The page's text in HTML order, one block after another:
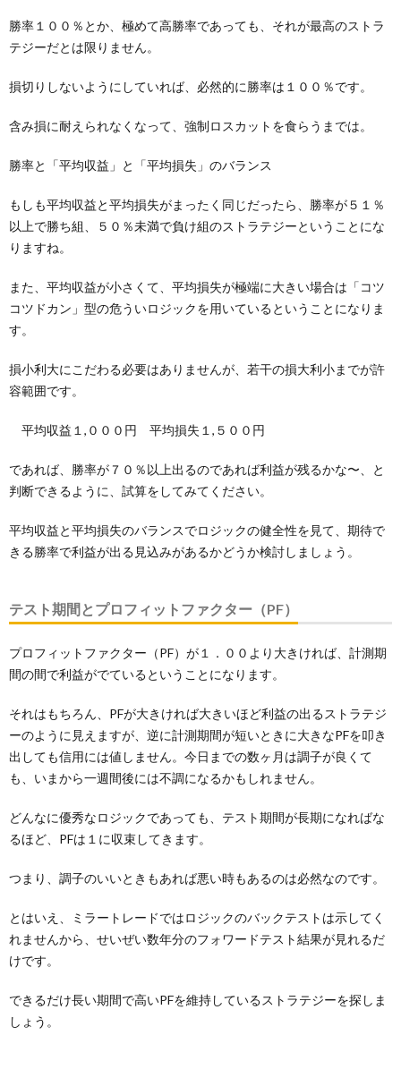
勝率１００％とか、極めて高勝率であっても、それが最高のストラ
テジーだとは限りません。
損切りしないようにしていれば、必然的に勝率は１００％です。
含み損に耐えられなくなって、強制ロスカットを食らうまでは。
勝率と「平均収益」と「平均損失」のバランス
もしも平均収益と平均損失がまったく同じだったら、勝率が５１％
以上で勝ち組、５０％未満で負け組のストラテジーということにな
りますね。
また、平均収益が小さくて、平均損失が極端に大きい場合は「コツ
コツドカン」型の危ういロジックを用いているということになりま
す。
損小利大にこだわる必要はありませんが、若干の損大利小までが許
容範囲です。
平均収益１,０００円 平均損失１,５００円
であれば、勝率が７０％以上出るのであれば利益が残るかな〜、と
判断できるように、試算をしてみてください。
平均収益と平均損失のバランスでロジックの健全性を見て、期待で
きる勝率で利益が出る見込みがあるかどうか検討しましょう。
テスト期間とプロフィットファクター（PF）
プロフィットファクター（PF）が１．００より大きければ、計測期
間の間で利益がでているということになります。
それはもちろん、PFが大きければ大きいほど利益の出るストラテジ
ーのように見えますが、逆に計測期間が短いときに大きなPFを叩き
出しても信用には値しません。今日までの数ヶ月は調子が良くて
も、いまから一週間後には不調になるかもしれません。
どんなに優秀なロジックであっても、テスト期間が長期になればな
るほど、PFは１に収束してきます。
つまり、調子のいいときもあれば悪い時もあるのは必然なのです。
とはいえ、ミラートレードではロジックのバックテストは示してく
れませんから、せいぜい数年分のフォワードテスト結果が見れるだ
けです。
できるだけ長い期間で高いPFを維持しているストラテジーを探しま
しょう。